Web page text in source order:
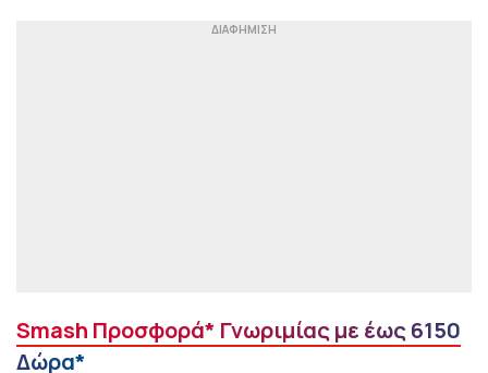
Smash Προσφορά* Γνωριμίας με έως 6150
Δώρα*